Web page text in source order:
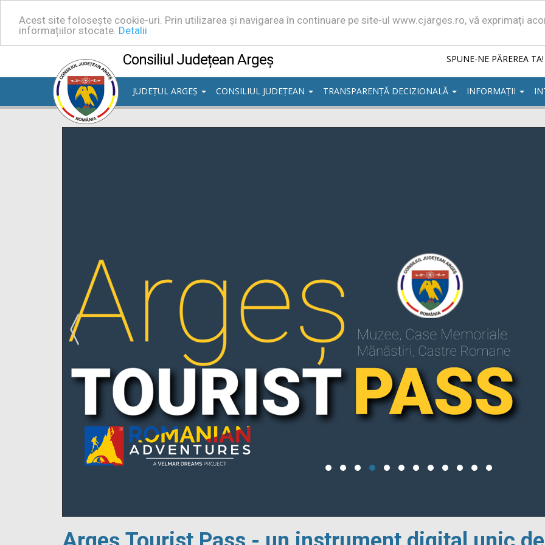
Acest site folosește cookie-uri. Prin utilizarea și navigarea în continuare pe site-ul www.cjarges.ro, vă exprimați
informațiilor stocate. Detalii
Consiliul Județean Argeș SPUNE-NE PĂREREA TA!
JUDEȚUL ARGEȘ
CONSILIUL JUDEȚEAN TRANSPARENȚĂ DECIZIONALĂ INFORMAȚII